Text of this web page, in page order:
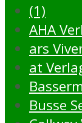
(1)
AHA
ars
at
Busse